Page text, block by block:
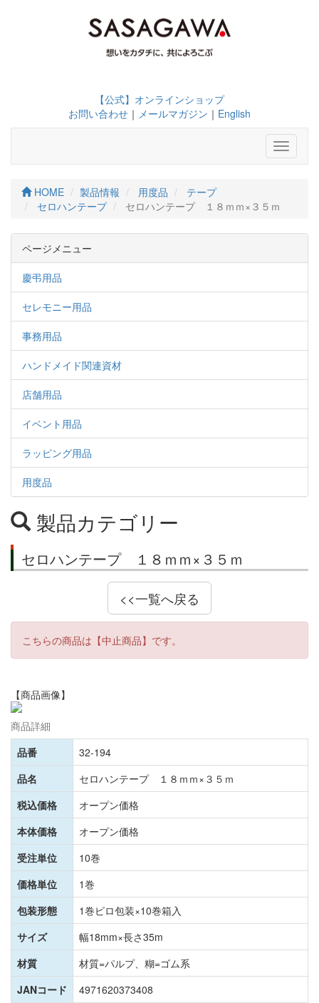
【公式】オンラインショップ
お問い合わせ ｜ メールマガジン ｜ English
Toggle
HOME 製品情報 用度品
テープ
セロハンテープ
セロハンテープ １８ｍｍ×３５ｍ
ページメニュー
慶弔用品
セレモニー用品
事務用品
ハンドメイド関連資材
店舗用品
イベント用品
ラッピング用品
用度品
製品カテゴリー
セロハンテープ １８ｍｍ×３５ｍ
<<一覧へ戻る
こちらの商品は【中止商品】です。
【商品画像】
商品詳細
品番
32-194
品名
セロハンテープ １８ｍｍ×３５ｍ
税込価格
オープン価格
本体価格
オープン価格
受注単位
10巻
価格単位
1巻
包装形態
1巻ピロ包装×10巻箱入
サイズ
幅18mm×長さ35m
材質
材質=パルプ、糊=ゴム系
JANコード
4971620373408